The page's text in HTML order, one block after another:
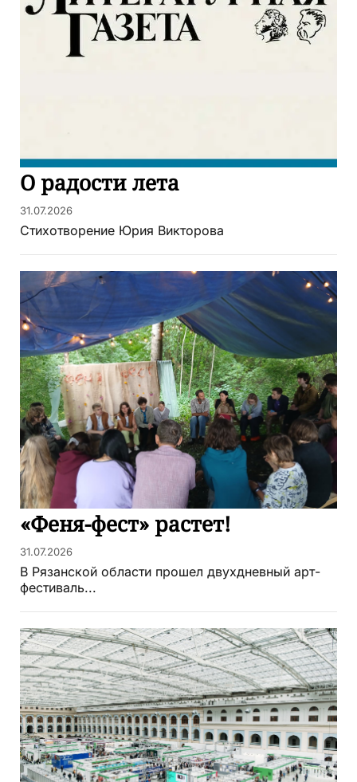
О радости лета
31.07.2026
Стихотворение Юрия Викторова
«Феня-фест» растет!
31.07.2026
В Рязанской области прошел двухдневный арт-
фестиваль...